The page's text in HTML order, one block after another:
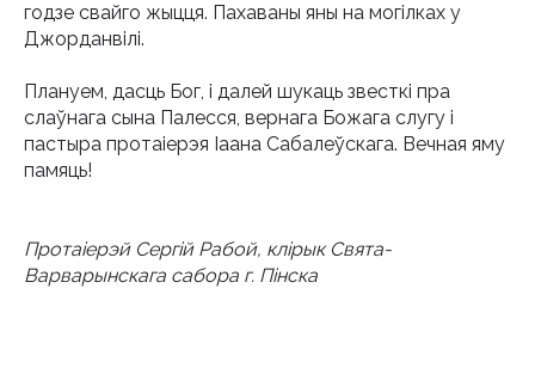
годзе свайго жыцця. Пахаваны яны на могілках у
Джорданвілі.
Плануем, дасць Бог, і далей шукаць звесткі пра
слаўнага сына Палесся, вернага Божага слугу і
пастыра протаіерэя Іаана Сабалеўскага. Вечная яму
памяць!
Протаіерэй Сергій Рабой, клірык Свята-
Варварынскага сабора г. Пінска